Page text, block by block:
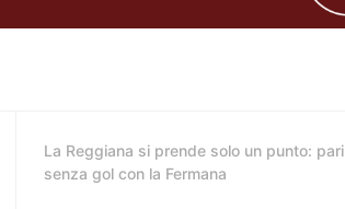
La Reggiana si prende solo un punto: pari
senza gol con la Fermana